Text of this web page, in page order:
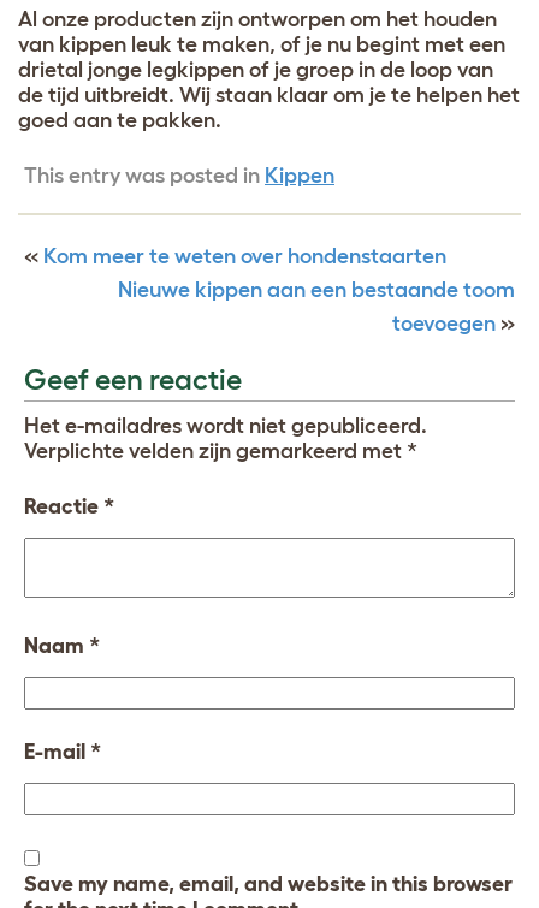
Al onze producten zijn ontworpen om het houden
van kippen leuk te maken, of je nu begint met een
drietal jonge legkippen of je groep in de loop van
de tijd uitbreidt. Wij staan klaar om je te helpen het
goed aan te pakken.
This entry was posted in Kippen
« Kom meer te weten over hondenstaarten
Nieuwe kippen aan een bestaande toom
toevoegen »
Geef een reactie
Het e-mailadres wordt niet gepubliceerd.
Verplichte velden zijn gemarkeerd met *
Reactie *
Naam *
E-mail *
Save my name, email, and website in this browser